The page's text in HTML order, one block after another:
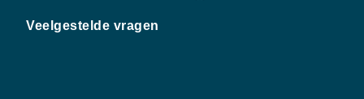
Veelgestelde vragen